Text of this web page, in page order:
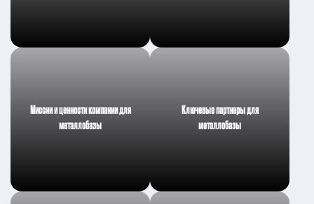
Миссии и ценности компании для
металлобазы
Ключевые партнеры для
металлобазы